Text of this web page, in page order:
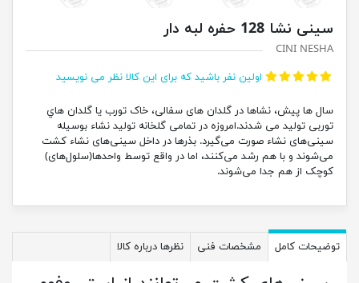
سینی نشا 128 حفره لبه دار
CINI NESHA
اولین نفر باشید که برای این کالا نظر می نویسید
سال ها پيش، نشاها در گلدان های سفالی، خاک تورب يا گلدان هاي
توربی توليد می شدند.امروزه در تمامی گلخانه تولید نشاء بوسیله‌
سینی‌های نشاء صورت می‌گیرد. بذرها در داخل سینی‌های نشاء کشت
می‌شوند و با هم رشد می‌کنند، اما در واقع توسط واحدها(سلول‌های)
کوچک از هم جدا می‌شوند.
توضیحات کامل مشخصات فنی نظرها درباره کالا